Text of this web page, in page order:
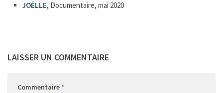
JOËLLE, Documentaire, mai 2020
LAISSER UN COMMENTAIRE
Commentaire*